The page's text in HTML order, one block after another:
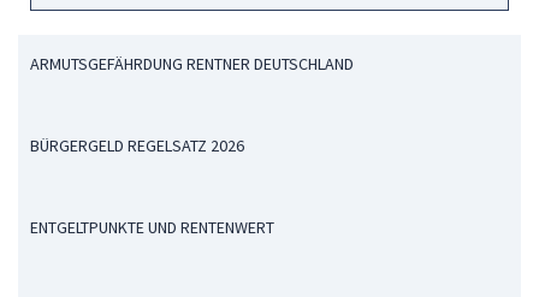
ARMUTSGEFÄHRDUNG RENTNER DEUTSCHLAND
BÜRGERGELD REGELSATZ 2026
ENTGELTPUNKTE UND RENTENWERT